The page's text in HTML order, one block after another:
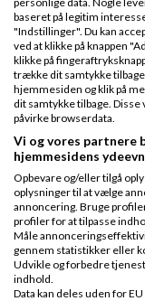
for åbningstid
Mener vi giver
Det er med to
åbningstider
Hans Stokholm
baseret på legitim
"Indstillinger". Du kan
ved at klikke på knappen
klikke på
trække dit samtykke
hjemmesiden og klik på
dit samtykke tilbage.
påvirke browserdata.
Vi og vores partnere
hjemmesidens
Opbevare og/eller tilgå
oplysninger til at vælge
annoncering. Bruge
profiler for at tilpasse
Måle
gennem statistikker eller
Udvikle og forbedre
indhold.
Data kan deles uden for EU